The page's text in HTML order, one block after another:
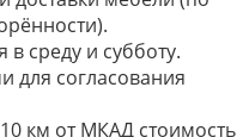
в среду и субботу.
для согласования
км от МКАД стоимость